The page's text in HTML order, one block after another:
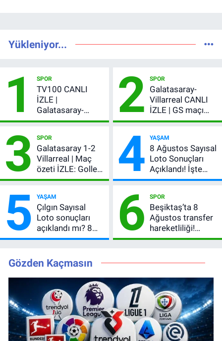
Yükleniyor...
1 SPOR
TV100 CANLI
İZLE |
Galatasaray-
Villarreal maçı
şifresiz canlı yayın
2 SPOR
Galatasaray-
Villarreal CANLI
İZLE | GS maçı
hangi kanalda,
3 SPOR
Galatasaray 1-2
Villarreal | Maç
özeti İZLE: Goller
peş peşe geldi,
kırmızı kart gördü!
4 YAŞAM
8 Ağustos Sayısal
Loto Sonuçları
Açıklandı! İşte
Kazandıran 6
5 YAŞAM
Çılgın Sayısal
Loto sonuçları
açıklandı mı? 8
Ağustos 2026
numaralar
6 SPOR
Beşiktaş’ta 8
Ağustos transfer
hareketliliği!
Yönetim 5 bölge
Gözden Kaçmasın